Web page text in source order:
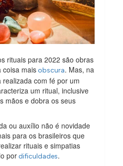
rituais para 2022 são obras
coisa maisobscura. Mas, na
com fé por um
um ritual, inclusive
mãos e dobra os seus
ou auxílio não é novidade
para os brasileiros que
rituais e simpatias
pordificuldades.